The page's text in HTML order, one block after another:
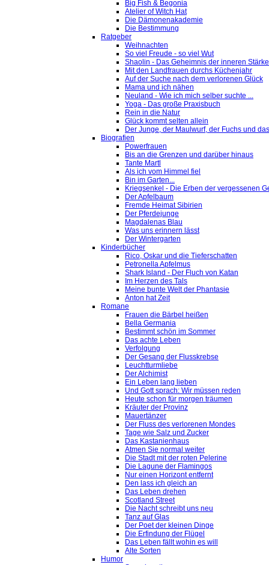
Big Fish & Begonia
Atelier of Witch Hat
Die Dämonenakademie
Die Bestimmung
Ratgeber
Weihnachten
So viel Freude - so viel Wut
Shaolin - Das Geheimnis der inneren Stärke
Mit den Landfrauen durchs Küchenjahr
Auf der Suche nach dem verlorenen Glück
Mama und ich nähen
Neuland - Wie ich mich selber suchte ...
Yoga - Das große Praxisbuch
Rein in die Natur
Glück kommt selten allein
Der Junge, der Maulwurf, der Fuchs und
Biografien
Powerfrauen
Bis an die Grenzen und darüber hinaus
Tante Martl
Als ich vom Himmel fiel
Bin im Garten...
Kriegsenkel - Die Erben der vergessenen
Der Apfelbaum
Fremde Heimat Sibirien
Der Pferdejunge
Magdalenas Blau
Was uns erinnern lässt
Der Wintergarten
Kinderbücher
Rico, Oskar und die Tieferschatten
Petronella Apfelmus
Shark Island - Der Fluch von Katan
Im Herzen des Tals
Meine bunte Welt der Phantasie
Anton hat Zeit
Romane
Frauen die Bärbel heißen
Bella Germania
Bestimmt schön im Sommer
Das achte Leben
Verfolgung
Der Gesang der Flusskrebse
Leuchtturmliebe
Der Alchimist
Ein Leben lang lieben
Und Gott sprach: Wir müssen reden
Heute schon für morgen träumen
Kräuter der Provinz
Mauertänzer
Der Fluss des verlorenen Mondes
Tage wie Salz und Zucker
Das Kastanienhaus
Atmen Sie normal weiter
Die Stadt mit der roten Pelerine
Die Lagune der Flamingos
Nur einen Horizont entfernt
Den lass ich gleich an
Das Leben drehen
Scotland Street
Die Nacht schreibt uns neu
Tanz auf Glas
Der Poet der kleinen Dinge
Die Erfindung der Flügel
Das Leben fällt wohin es will
Alte Sorten
Humor